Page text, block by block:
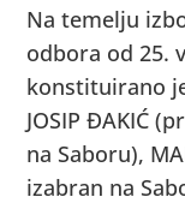
Na temelju
odbora od 25.
konstituirano je
JOSIP ĐAKIĆ
na Saboru),
izabran na